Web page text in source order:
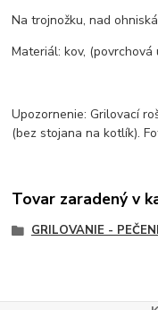
Na trojnožku, nad
Materiál: kov, (povrchová
Upozornenie: Grilovací
(bez stojana na kotlík).
Tovar zaradený v
GRILOVANIE -